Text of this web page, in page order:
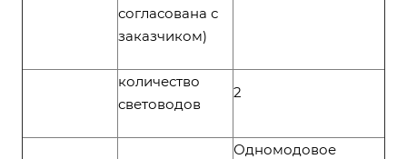
согласована с
заказчиком)
количество
световодов
2
Одномодовое